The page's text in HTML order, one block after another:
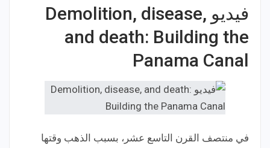
فيديو Demolition, disease,
and death: Building the
Panama Canal
في منتصف القرن التاسع عشر، بسبب الذهب وقتها